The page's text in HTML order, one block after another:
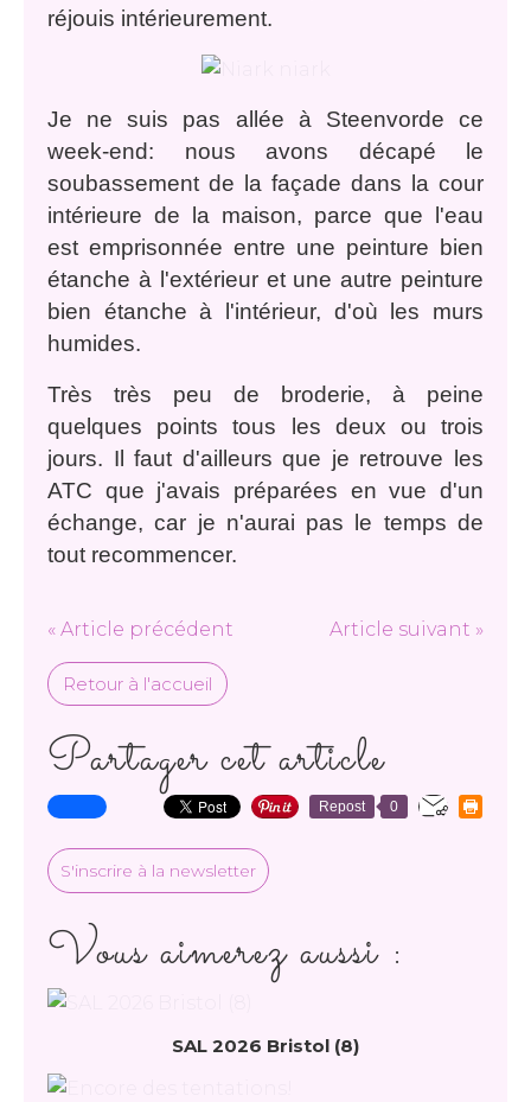
réjouis intérieurement.
Je ne suis pas allée à Steenvorde ce
week-end: nous avons décapé le
soubassement de la façade dans la cour
intérieure de la maison, parce que l'eau
est emprisonnée entre une peinture bien
étanche à l'extérieur et une autre peinture
bien étanche à l'intérieur, d'où les murs
humides.
Très très peu de broderie, à peine
quelques points tous les deux ou trois
jours. Il faut d'ailleurs que je retrouve les
ATC que j'avais préparées en vue d'un
échange, car je n'aurai pas le temps de
tout recommencer.
« Article précédent Article suivant »
Retour à l'accueil
Partager cet article
Repost 0
S'inscrire à la newsletter
Vous aimerez aussi :
SAL 2026 Bristol (8)